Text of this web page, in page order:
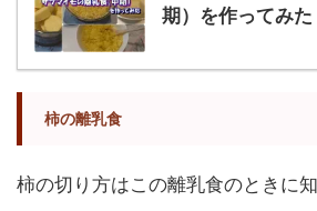
期）を作ってみた
柿の離乳食
柿の切り方はこの離乳食のときに